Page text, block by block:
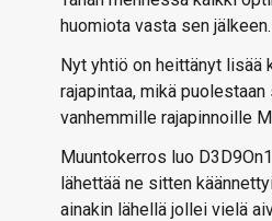
huomiota vasta sen jälkeen.
Nyt yhtiö on heittänyt lisää
rajapintaa, mikä
vanhemmille rajapinnoille
Muuntokerros luo
lähettää ne sitten
ainakin lähellä jollei vielä